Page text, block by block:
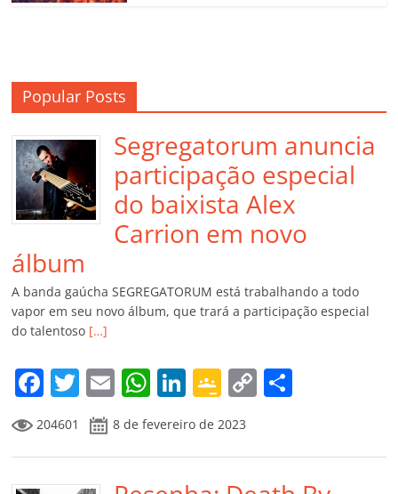
Popular Posts
Segregatorum anuncia
participação especial
do baixista Alex
Carrion em novo
álbum
A banda gaúcha SEGREGATORUM está trabalhando a todo
vapor em seu novo álbum, que trará a participação especial
do talentoso […]
F
a
c
e
T
w
itt
er
E
m
ai
l
W
h
at
s
Li
n
k
e
G
o
o
gl
C
o
y p
204601 8 de fevereiro de 2023